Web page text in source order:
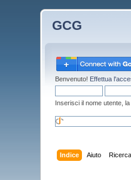
GCG
Benvenuto! Effettua
Inserisci il nome utente,
Indice Aiuto Ricerca